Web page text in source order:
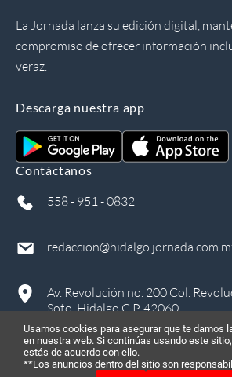
La Jornada lanza su edición digital,
compromiso de ofrecer información
veraz.
Descarga nuestra app
Contáctanos
558 - 951 - 0832
Av. Revolución no. 200 Col.
Soto, Hidalgo C.P. 42060
Usamos cookies para asegurar que te damos
en nuestra web. Si continúas usando este
estás de acuerdo con ello.
**Los anuncios dentro del sitio son